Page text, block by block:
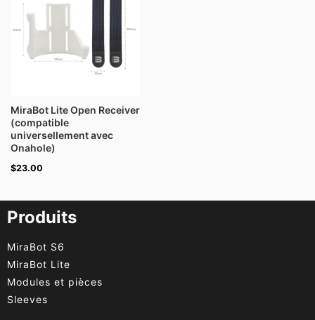
MiraBot Lite Open Receiver
(compatible
universellement avec
Onahole)
$23.00
Produits
MiraBot S6
MiraBot Lite
Modules et pièces
Sleeves